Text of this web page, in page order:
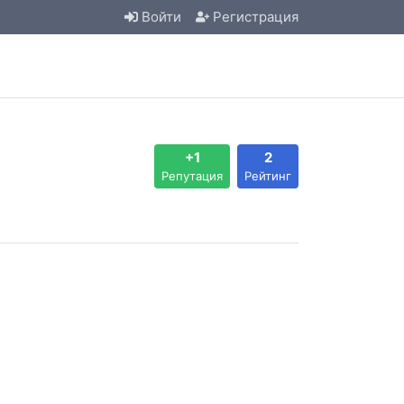
Войти Регистрация
+1
Репутация
2
Рейтинг